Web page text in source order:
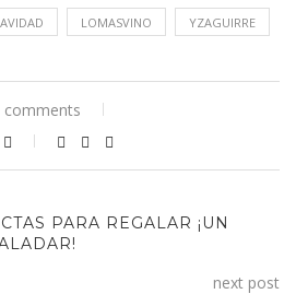
LOMASVINO YZAGUIRRE
comments
PARA REGALAR ¡UN
next post